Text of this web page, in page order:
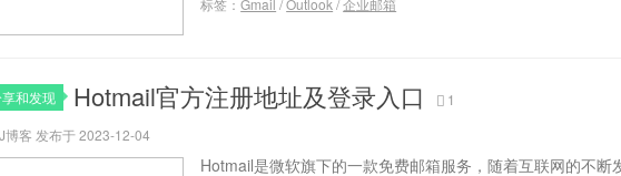
标签：Gmail /Outlook /企业邮箱
和发现 Hotmail官方注册地址及登录入口
1
博客 发布于 2023-12-04
Hotmail是微软旗下的一款免费邮箱服务，随着互联网的不断